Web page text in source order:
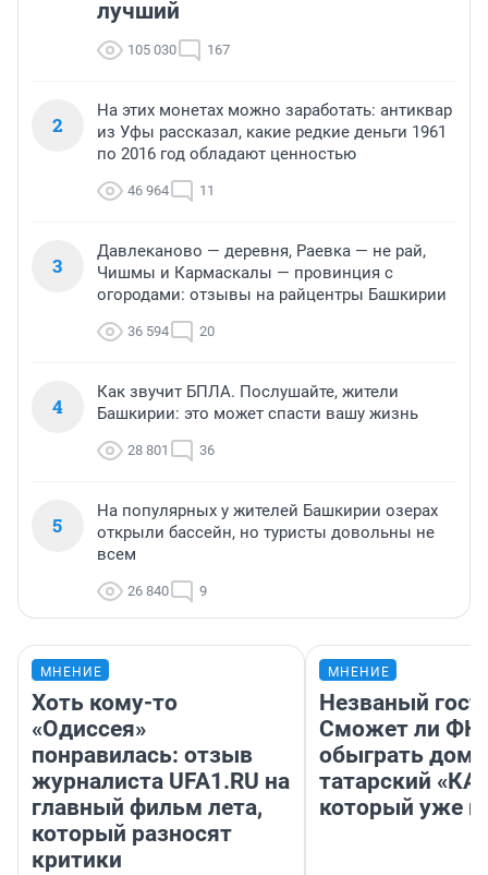
лучший
105 030 167
2
На этих монетах можно заработать: антиквар
из Уфы рассказал, какие редкие деньги 1961
по 2016 год обладают ценностью
46 964 11
3
Давлеканово — деревня, Раевка — не рай,
Чишмы и Кармаскалы — провинция с
огородами: отзывы на райцентры Башкирии
36 594 20
4
Как звучит БПЛА. Послушайте, жители
Башкирии: это может спасти вашу жизнь
28 801 36
5
На популярных у жителей Башкирии озерах
открыли бассейн, но туристы довольны не
всем
26 840 9
МНЕНИЕ
Хоть кому-то
«Одиссея»
понравилась: отзыв
журналиста UFA1.RU на
главный фильм лета,
который разносят
критики
МНЕНИЕ
Незваный
Сможет ли ФК
обыграть дома
татарский
который уже